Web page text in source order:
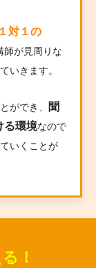
対１の
師が見周りな
いきます。
ができ、
聞
る環境なので
いくことが
！